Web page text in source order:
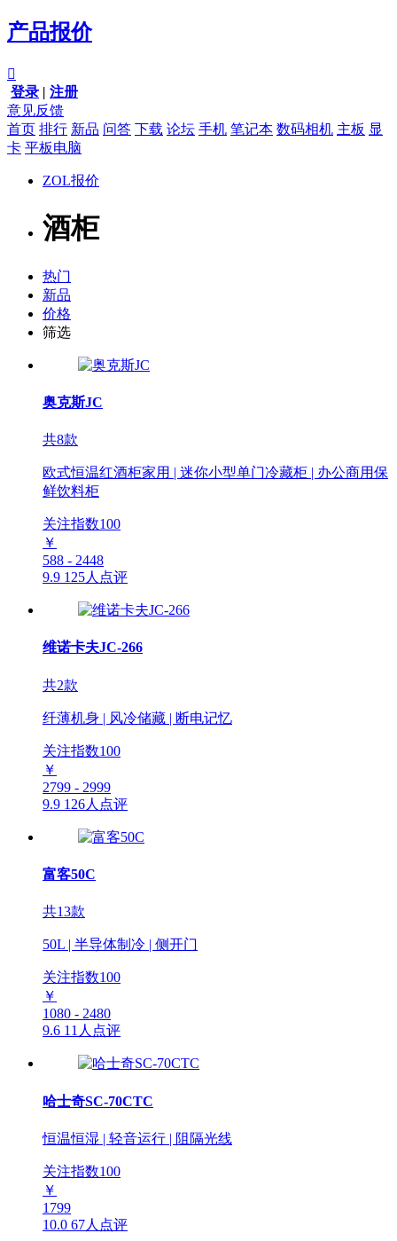
产品报价

登录 | 注册
意见反馈
首页 排行 新品 问答 下载 论坛 手机 笔记本 数码相机 主板 显
卡 平板电脑
ZOL报价
酒柜
热门
新品
价格
筛选
奥克斯JC
共8款
欧式恒温红酒柜家用 | 迷你小型单门冷藏柜 | 办公商用保
鲜饮料柜
关注指数100
￥
588 - 2448
9.9 125人点评
维诺卡夫JC-266
共2款
纤薄机身 | 风冷储藏 | 断电记忆
关注指数100
￥
2799 - 2999
9.9 126人点评
富客50C
共13款
50L | 半导体制冷 | 侧开门
关注指数100
￥
1080 - 2480
9.6 11人点评
哈士奇SC-70CTC
恒温恒湿 | 轻音运行 | 阻隔光线
关注指数100
￥
1799
10.0 67人点评